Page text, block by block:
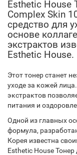
Esthetic House
Complex Skin
средство для
основе
экстрактов
Esthetic House.
Этот тонер станет
уходе за кожей
экстрактов
питания и
Одной из главных
формула,
Корея известна
Esthetic House Тонер